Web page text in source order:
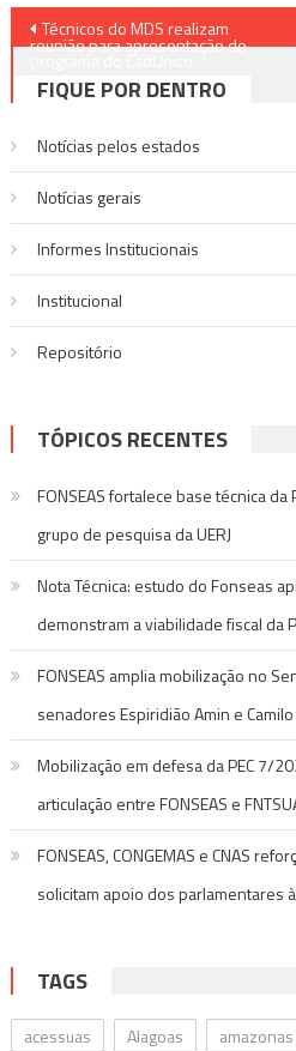
Navegação
de
Técnicos do MDS realizam
reunião para apresentação do
FIQUE POR DENTRO
Notícias pelos estados
Notí­cias gerais
Informes Institucionais
Institucional
Repositório
TÓPICOS RECENTES
FONSEAS fortalece base técnica
grupo de pesquisa da UERJ
Nota Técnica: estudo do Fonseas
demonstram a viabilidade fiscal da
FONSEAS amplia mobilização no
senadores Espiridião Amin e
Mobilização em defesa da PEC 7/
articulação entre FONSEAS e
FONSEAS, CONGEMAS e CNAS
solicitam apoio dos parlamentares
TAGS
acessuas Alagoas amazonas